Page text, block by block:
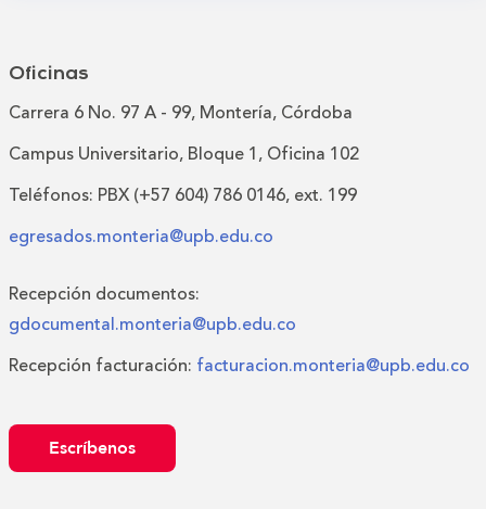
Oficinas
Carrera 6 No. 97 A - 99, Montería, Córdoba
Campus Universitario, Bloque 1, Oficina 102
Teléfonos: PBX (+57 604) 786 0146, ext. 199
egresados.monteria@upb.edu.co
Recepción documentos:
gdocumental.monteria@upb.edu.co
Recepción facturación: facturacion.monteria@upb.edu.co
Escríbenos